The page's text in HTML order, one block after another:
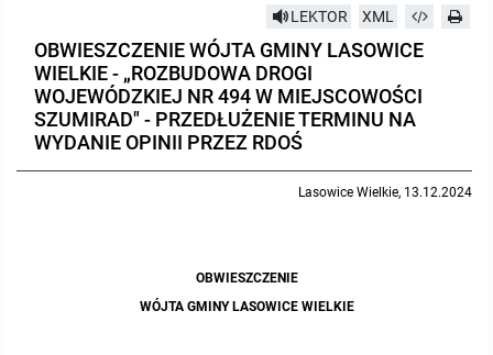
Protokoły z posiedzeń sesji 2022
Protokoły z posiedzeń sesji 2021
Protokoły z posiedzeń sesji 2018
Doraźna komisji ds. wyboru ławników
Uchwały Rady Gminy do 2007
Opinie Regionalnej Izby Obrachunkowej
Regulamin organizacyjny
Gospodarka przestrzenna
Co powinien zawierać BIP?
Podstawy prawne
Instytucje Gminne
JEDNOSTKI ORGANIZACYJNE
Zespół Szkolno-Przedszkolny w Lasowicach Wielkich
Zarządzenia Wójta
Zarządzenia Wójta Gminy w 2010 roku
Oświadczenia majątkowe radnych i pracowników
LEKTOR XML
OBWIESZCZENIE WÓJTA GMINY LASOWICE
WIELKIE - „ROZBUDOWA DROGI
WOJEWÓDZKIEJ NR 494 W MIEJSCOWOŚCI
SZUMIRAD" - PRZEDŁUŻENIE TERMINU NA
WYDANIE OPINII PRZEZ RDOŚ
Lasowice Wielkie, 13.12.2024
OBWIESZCZENIE
WÓJTA GMINY LASOWICE WIELKIE